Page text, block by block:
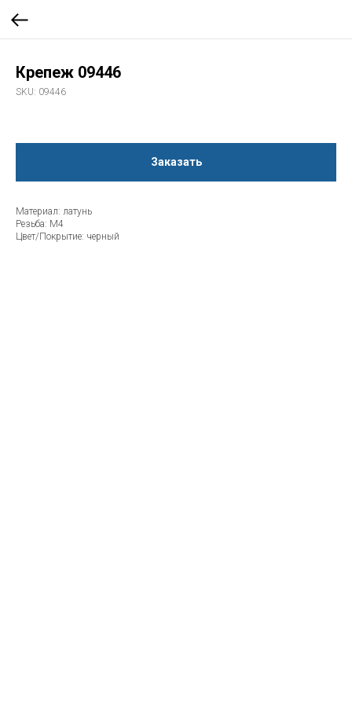
Крепеж 09446
SKU: 09446
Заказать
Материал: латунь
Резьба: М4
Цвет/Покрытие: черный